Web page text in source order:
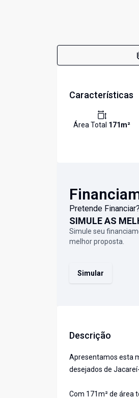
Características
Área Total 171m²
Pretende Financiar?
SIMULE AS
Simule seu
melhor proposta.
Simular
Descrição
Apresentamos esta
desejados de
Com 171m² de área